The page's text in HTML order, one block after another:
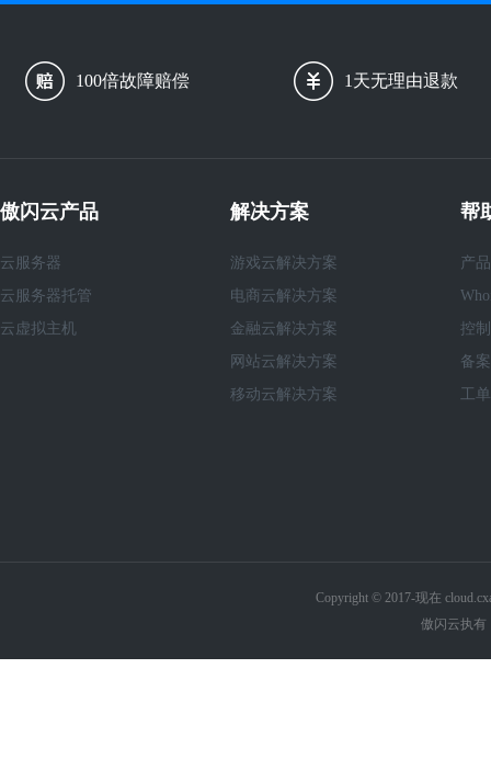
100倍故障赔偿 1天无理由退款
傲闪云产品
云服务器
云服务器托管
云虚拟主机
解决方案
游戏云解决方案
电商云解决方案
金融云解决方案
网站云解决方案
移动云解决方案
帮
产
控
备
工
Copyright © 2017-现在
傲闪云执有